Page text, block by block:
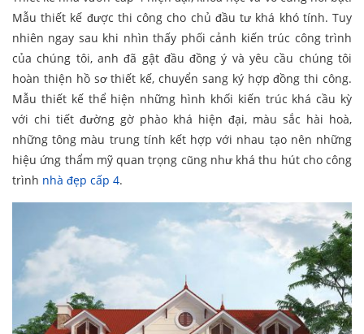
Mẫu thiết kế được thi công cho chủ đầu tư khá khó tính. Tuy
nhiên ngay sau khi nhìn thấy phối cảnh kiến trúc công trình
của chúng tôi, anh đã gật đầu đồng ý và yêu cầu chúng tôi
hoàn thiện hồ sơ thiết kế, chuyển sang ký hợp đồng thi công.
Mẫu thiết kế thể hiện những hình khối kiến trúc khá cầu kỳ
với chi tiết đường gờ phào khá hiện đại, màu sắc hài hoà,
những tông màu trung tính kết hợp với nhau tạo nên những
hiệu ứng thẩm mỹ quan trọng cũng như khá thu hút cho công
trình nhà đẹp cấp 4.